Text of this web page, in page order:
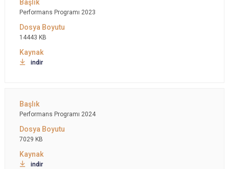
Performans Programı 2023
14443 KB
indir
Performans Programı 2024
7029 KB
indir